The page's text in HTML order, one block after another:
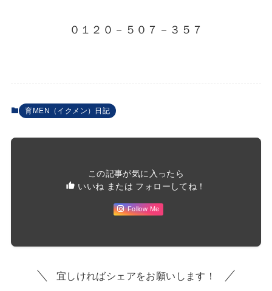
０１２０－５０７－３５７
育MEN（イクメン）日記
この記事が気に入ったら
いいね または フォローしてね！
Follow Me
宜しければシェアをお願いします！